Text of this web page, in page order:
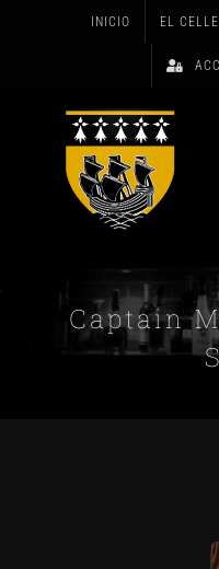
INICIO EL
Captain